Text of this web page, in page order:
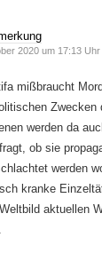
2020 um 17:13 Uhr
mißbraucht
Zwecken
werden da
ob sie
werden
kranke
aktuellen